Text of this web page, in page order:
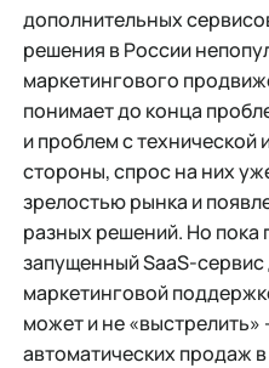
дополнительных
решения в России
маркетингового
понимает до конца
и проблем с технической
стороны, спрос на них
зрелостью рынка и
разных решений. Но пока
запущенный SaaS-
маркетинговой
может и не
автоматических продаж